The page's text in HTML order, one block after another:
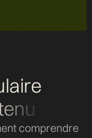
comprendre